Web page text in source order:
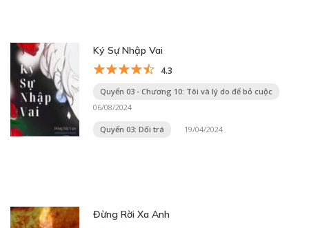
Ký Sự Nhập Vai
4.3
Quyển 03 - Chương 10: Tôi và lý do để bỏ cuộc
06/08/2024
Quyển 03: Dối trá 19/04/2024
Đừng Rời Xa Anh